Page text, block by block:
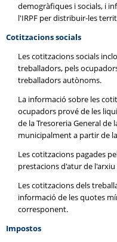
demogràfiques i socials, i
l'IRPF per distribuir-les
Cotitzacions socials
Les cotitzacions socials
treballadors, pels
treballadors autònoms.
La informació sobre les
ocupadors prové de les
de la Tresoreria General de
municipalment a partir de
Les cotitzacions pagades
prestacions d'atur de l'arxiu
Les cotitzacions dels
informació de les quotes
corresponent.
Impostos